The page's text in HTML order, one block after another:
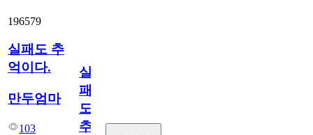
196579
실패도 추
억이다.
만두엄마
103
실
패
도
추